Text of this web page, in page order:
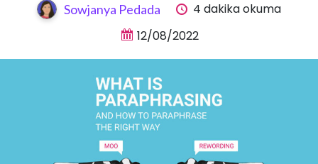
Sowjanya Pedada
4 dakika okuma
12/08/2022